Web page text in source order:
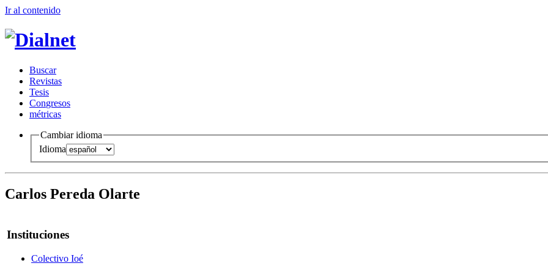
Ir al contenido
Buscar
Revistas
Tesis
Congresos
métricas
Cambiar idioma
Idioma
Carlos Pereda Olarte
Instituciones
Colectivo Ioé